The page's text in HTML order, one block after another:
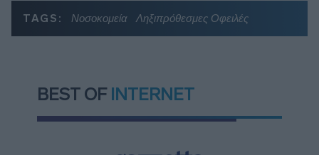
TAGS: Νοσοκομεία Ληξιπρόθεσμες Οφειλές
BEST OF INTERNET